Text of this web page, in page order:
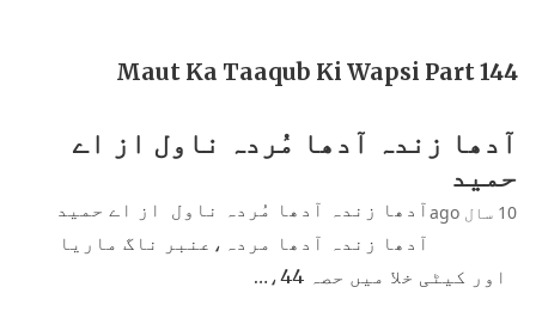
Maut Ka Taaqub Ki Wapsi Part 144
آدھا زندہ آدھا مُردہ ناول از اے
حمید
10 سال ago
آدھا زندہ آدھا مُردہ ناول از اے حمید
آدھا زندہ آدھا مردہ،عنبر ناگ ماریا
اور کیٹی خلا میں حصہ 44،…